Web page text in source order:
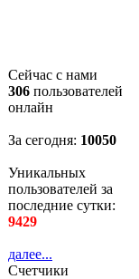
Сейчас с нами
306 пользователей
онлайн
За сегодня: 10050
Уникальных
пользователей за
последние сутки:
9429
далее...
Счетчики